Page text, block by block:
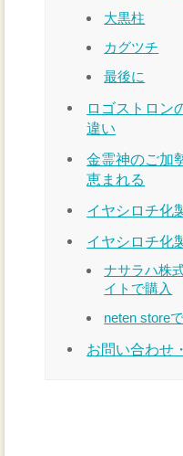
大黒柱
カグツチ
最後に
ロゴストロン
違い
金霊神のご加
恵まれる
イヤシロチ化
イヤシロチ化
ナサラハ株
イトで購入
neten store
お問い合わせ